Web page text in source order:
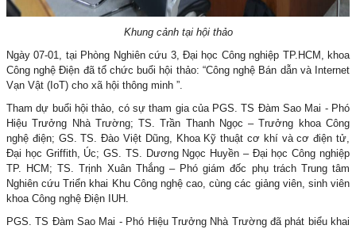
Khung cảnh tại hội thảo
Ngày 07-01, tại Phòng Nghiên cứu 3, Đại học Công nghiệp TP.HCM, khoa
Công nghệ Điện đã tổ chức buổi hội thảo: “Công nghệ Bán dẫn và Internet
Vạn Vật (IoT) cho xã hội thông minh ”.
Tham dự buổi hội thảo, có sự tham gia của PGS. TS Đàm Sao Mai - Phó
Hiệu Trưởng Nhà Trường; TS. Trần Thanh Ngọc – Trưởng khoa Công
nghệ điện; GS. TS. Đào Việt Dũng, Khoa Kỹ thuật cơ khí và cơ điện tử,
Đại học Griffith, Úc; GS. TS. Dương Ngọc Huyền – Đại học Công nghiệp
TP. HCM; TS. Trịnh Xuân Thắng – Phó giám đốc phụ trách Trung tâm
Nghiên cứu Triển khai Khu Công nghệ cao, cùng các giảng viên, sinh viên
khoa Công nghệ Điện IUH.
PGS. TS Đàm Sao Mai - Phó Hiệu Trưởng Nhà Trường đã phát biểu khai